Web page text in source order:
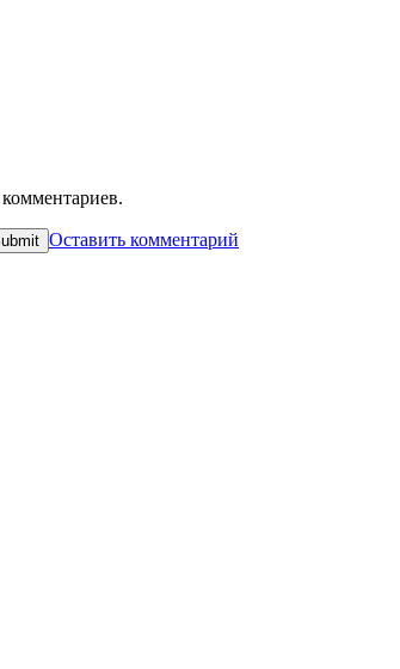
Оставить комментарий